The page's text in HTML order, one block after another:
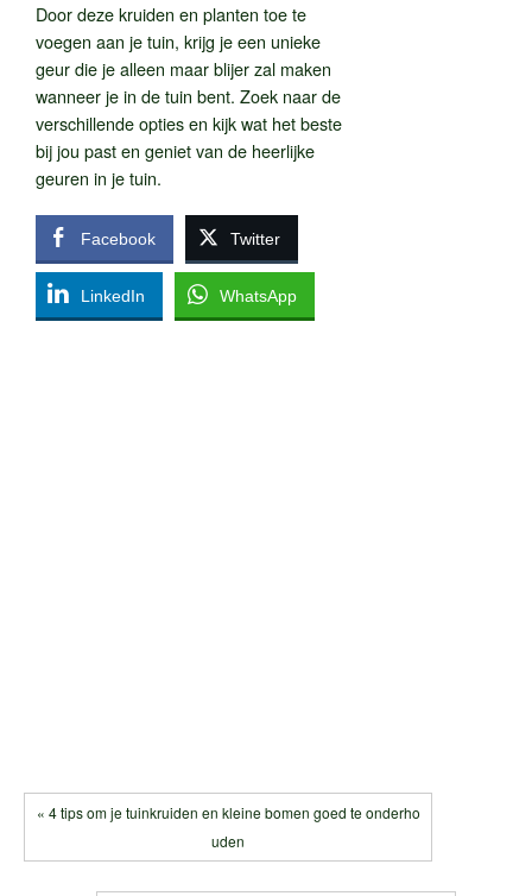
Door deze kruiden en planten toe te
voegen aan je tuin, krijg je een unieke
geur die je alleen maar blijer zal maken
wanneer je in de tuin bent. Zoek naar de
verschillende opties en kijk wat het beste
bij jou past en geniet van de heerlijke
geuren in je tuin.
Facebook Twitter
LinkedIn WhatsApp
« 4 tips om je tuinkruiden en kleine bomen goed te onderho
uden